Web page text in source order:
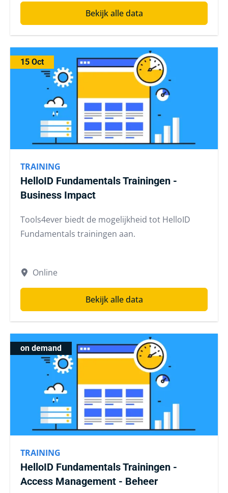
Bekijk alle data
15 Oct
TRAINING
HelloID Fundamentals Trainingen -
Business Impact
Tools4ever biedt de mogelijkheid tot HelloID
Fundamentals trainingen aan.
Online
Bekijk alle data
on demand
TRAINING
HelloID Fundamentals Trainingen -
Access Management - Beheer